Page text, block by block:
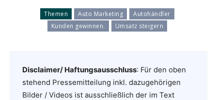
Themen Auto Marketing
Autohändler
Kunden gewinnen.
Umsatz steigern
Disclaimer/ Haftungsausschluss: Für den oben
stehend Pressemitteilung inkl. dazugehörigen
Bilder / Videos ist ausschließlich der im Text